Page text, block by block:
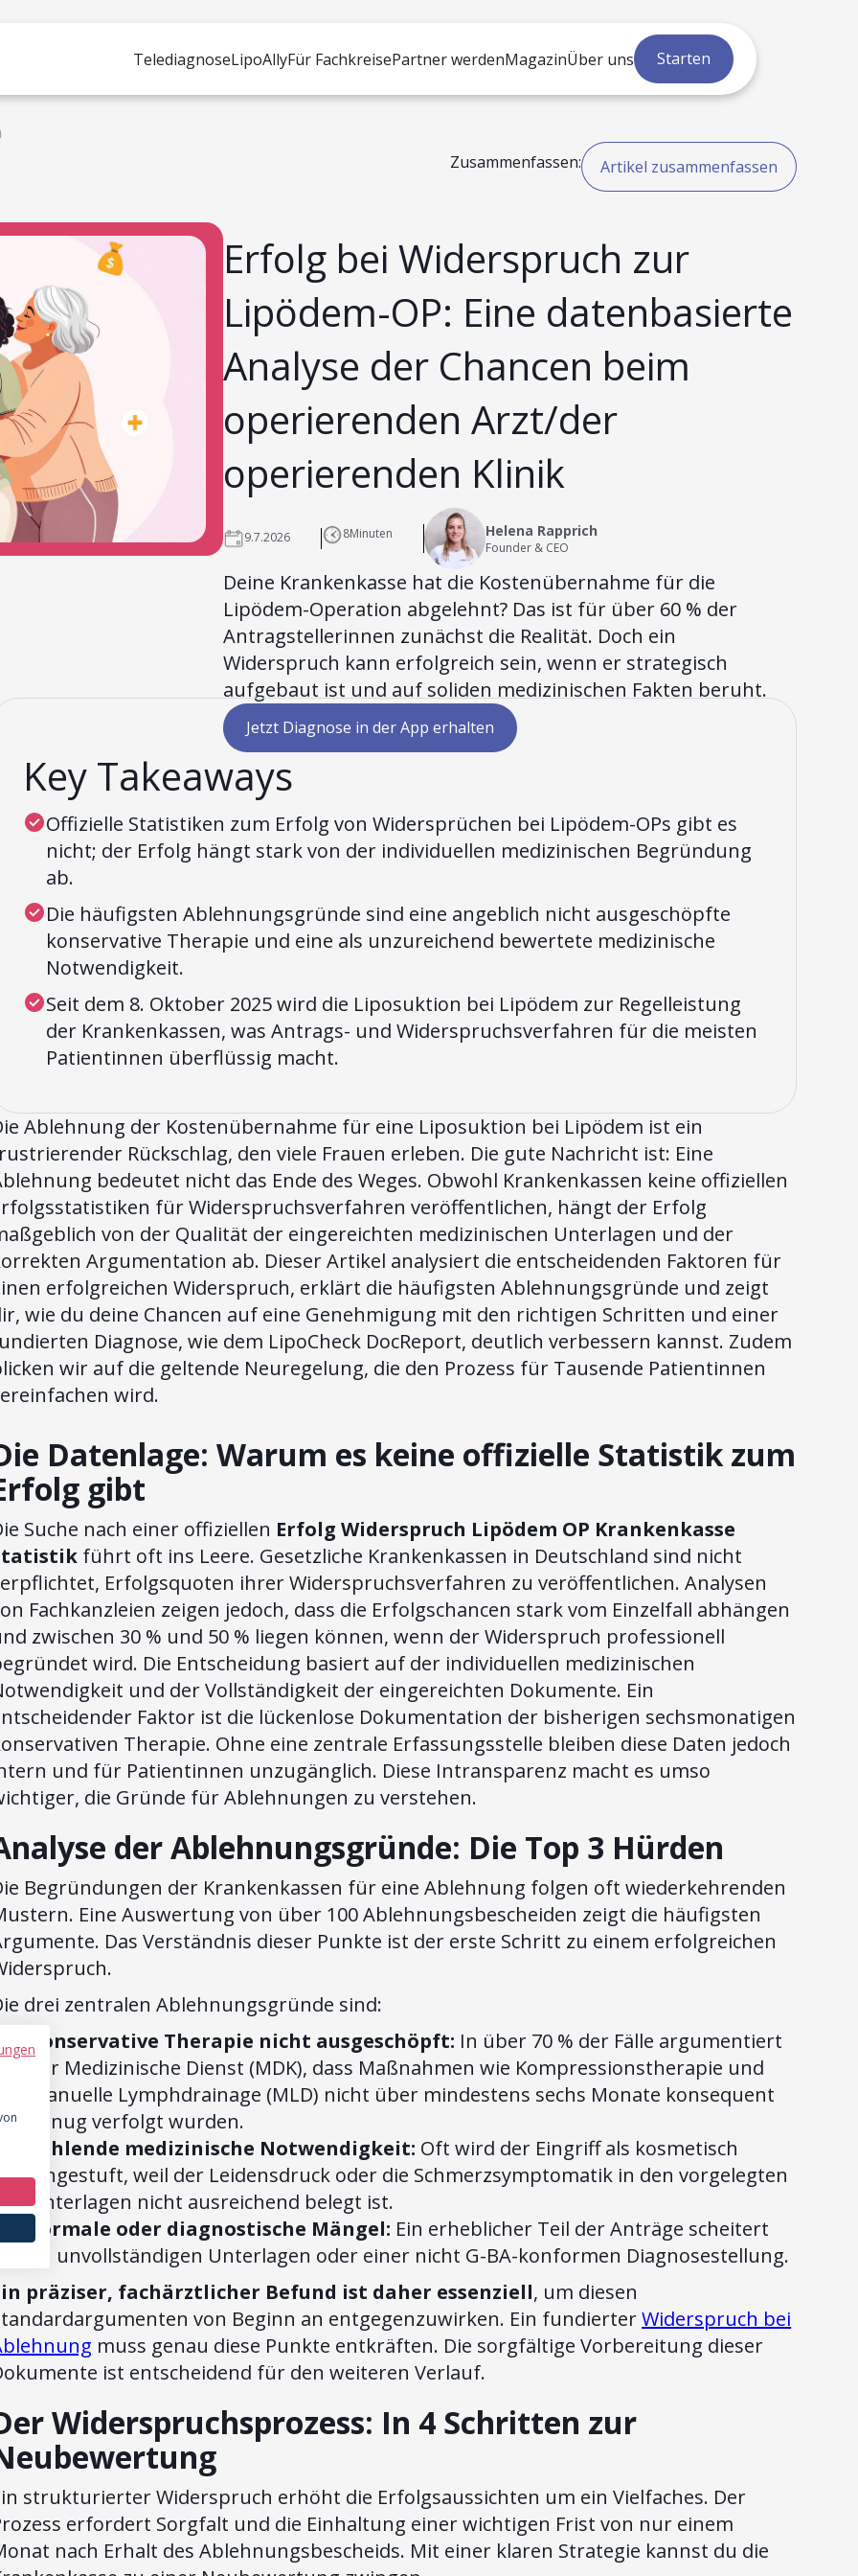
TelediagnoseLipoAllyFür FachkreisePartner werdenMagazinÜber uns Starten
Zusammenfassen:
Artikel zusammenfassen
Erfolg bei Widerspruch zur
Lipödem-OP: Eine datenbasierte
Analyse der Chancen beim
operierenden Arzt/der
operierenden Klinik
9.7.2026 8Minuten Helena Rapprich
Founder & CEO
Deine Krankenkasse hat die Kostenübernahme für die
Lipödem-Operation abgelehnt? Das ist für über 60 % der
Antragstellerinnen zunächst die Realität. Doch ein
Widerspruch kann erfolgreich sein, wenn er strategisch
aufgebaut ist und auf soliden medizinischen Fakten beruht.
Jetzt Diagnose in der App erhalten
Key Takeaways
Offizielle Statistiken zum Erfolg von Widersprüchen bei Lipödem-OPs gibt es
nicht; der Erfolg hängt stark von der individuellen medizinischen Begründung
ab.
Die häufigsten Ablehnungsgründe sind eine angeblich nicht ausgeschöpfte
konservative Therapie und eine als unzureichend bewertete medizinische
Notwendigkeit.
Seit dem 8. Oktober 2025 wird die Liposuktion bei Lipödem zur Regelleistung
der Krankenkassen, was Antrags- und Widerspruchsverfahren für die meisten
Patientinnen überflüssig macht.
Ablehnung der Kostenübernahme für eine Liposuktion bei Lipödem ist ein
Rückschlag, den viele Frauen erleben. Die gute Nachricht ist: Eine
bedeutet nicht das Ende des Weges. Obwohl Krankenkassen keine offiziellen
für Widerspruchsverfahren veröffentlichen, hängt der Erfolg
von der Qualität der eingereichten medizinischen Unterlagen und der
Argumentation ab. Dieser Artikel analysiert die entscheidenden Faktoren für
erfolgreichen Widerspruch, erklärt die häufigsten Ablehnungsgründe und zeigt
wie du deine Chancen auf eine Genehmigung mit den richtigen Schritten und einer
Diagnose, wie dem LipoCheck DocReport, deutlich verbessern kannst. Zudem
wir auf die geltende Neuregelung, die den Prozess für Tausende Patientinnen
wird.
Datenlage: Warum es keine offizielle Statistik zum
gibt
Suche nach einer offiziellen Erfolg Widerspruch Lipödem OP Krankenkasse
führt oft ins Leere. Gesetzliche Krankenkassen in Deutschland sind nicht
Erfolgsquoten ihrer Widerspruchsverfahren zu veröffentlichen. Analysen
Fachkanzleien zeigen jedoch, dass die Erfolgschancen stark vom Einzelfall abhängen
zwischen 30 % und 50 % liegen können, wenn der Widerspruch professionell
wird. Die Entscheidung basiert auf der individuellen medizinischen
und der Vollständigkeit der eingereichten Dokumente. Ein
Faktor ist die lückenlose Dokumentation der bisherigen sechsmonatigen
Therapie. Ohne eine zentrale Erfassungsstelle bleiben diese Daten jedoch
und für Patientinnen unzugänglich. Diese Intransparenz macht es umso
die Gründe für Ablehnungen zu verstehen.
der Ablehnungsgründe: Die Top 3 Hürden
Begründungen der Krankenkassen für eine Ablehnung folgen oft wiederkehrenden
Eine Auswertung von über 100 Ablehnungsbescheiden zeigt die häufigsten
Das Verständnis dieser Punkte ist der erste Schritt zu einem erfolgreichen
drei zentralen Ablehnungsgründe sind:
Konservative Therapie nicht ausgeschöpft: In über 70 % der Fälle argumentiert
der Medizinische Dienst (MDK), dass Maßnahmen wie Kompressionstherapie und
manuelle Lymphdrainage (MLD) nicht über mindestens sechs Monate konsequent
genug verfolgt wurden.
Fehlende medizinische Notwendigkeit: Oft wird der Eingriff als kosmetisch
eingestuft, weil der Leidensdruck oder die Schmerzsymptomatik in den vorgelegten
Unterlagen nicht ausreichend belegt ist.
Formale oder diagnostische Mängel: Ein erheblicher Teil der Anträge scheitert
an unvollständigen Unterlagen oder einer nicht G-BA-konformen Diagnosestellung.
präziser, fachärztlicher Befund ist daher essenziell, um diesen
von Beginn an entgegenzuwirken. Ein fundierterWiderspruch bei
muss genau diese Punkte entkräften. Die sorgfältige Vorbereitung dieser
ist entscheidend für den weiteren Verlauf.
Widerspruchsprozess: In 4 Schritten zur
strukturierter Widerspruch erhöht die Erfolgsaussichten um ein Vielfaches. Der
erfordert Sorgfalt und die Einhaltung einer wichtigen Frist von nur einem
nach Erhalt des Ablehnungsbescheids. Mit einer klaren Strategie kannst du die